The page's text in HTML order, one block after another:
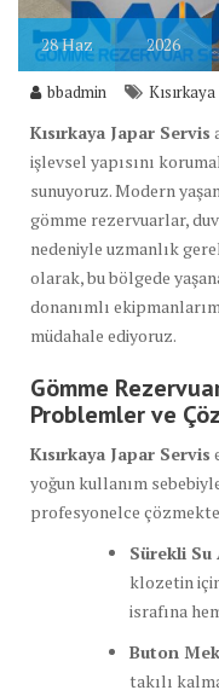
28Haz 2026
bbadmin
Kısırkaya Japar Servis
işlevsel yapısını
sunuyoruz. Modern
gömme rezervuarlar,
nedeniyle uzmanlık
olarak, bu bölgede
donanımlı
müdahale ediyoruz.
Gömme
Problemler ve
Kısırkaya Japar Servis
yoğun kullanım
profesyonelce
Sürekli Su
klozetin
israfına
Buton
takılı